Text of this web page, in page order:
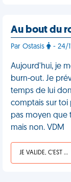
Au bout du
Par Ostasis - 24/
Aujourd'hui, je
burn-out. Je
temps de lui
comptais sur
pas moyen que
mais non. VDM
JE VALIDE, C'EST UNE VDM